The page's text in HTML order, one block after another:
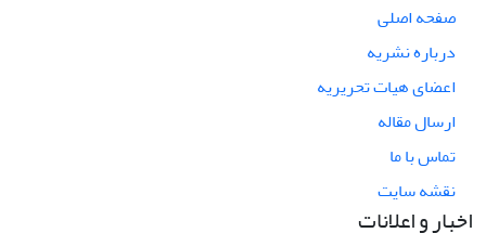
صفحه اصلی
درباره نشریه
اعضای هیات تحریریه
ارسال مقاله
تماس با ما
نقشه سایت
اخبار و اعلانات